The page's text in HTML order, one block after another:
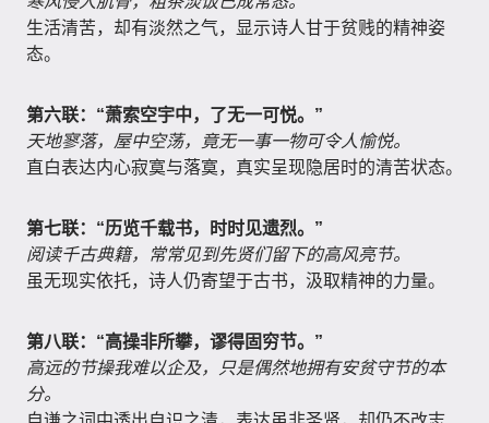
生活清苦，却有淡然之气，显示诗人甘于贫贱的精神姿
态。
第六联：“萧索空宇中，了无一可悦。”
天地寥落，屋中空荡，竟无一事一物可令人愉悦。
直白表达内心寂寞与落寞，真实呈现隐居时的清苦状态。
第七联：“历览千载书，时时见遗烈。”
阅读千古典籍，常常见到先贤们留下的高风亮节。
虽无现实依托，诗人仍寄望于古书，汲取精神的力量。
第八联：“高操非所攀，谬得固穷节。”
高远的节操我难以企及，只是偶然地拥有安贫守节的本
分。